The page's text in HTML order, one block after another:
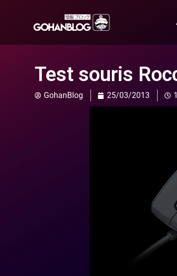
Test souris
GohanBlog 25/03/2013